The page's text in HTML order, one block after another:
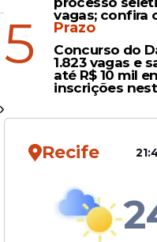
vagas; confira
5 Prazo
Concurso do
1.823 vagas e
até R$ 10 mil
inscrições
Recife